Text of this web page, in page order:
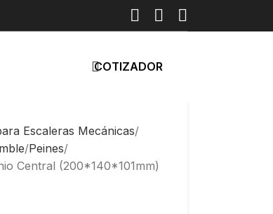
COTIZADOR
Escaleras Mecánicas
Peines
Central (200*140*101mm)